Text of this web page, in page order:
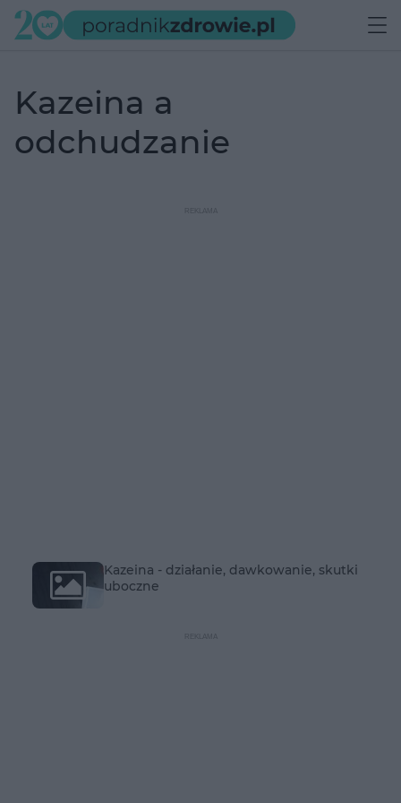
kazeina a
odchudzanie
Kazeina - działanie, dawkowanie, skutki
uboczne